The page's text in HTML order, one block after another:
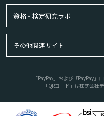
資格・検定研究ラボ
その他関連サイト
「PayPay」および「PayPay」
「QRコード」は株式会社